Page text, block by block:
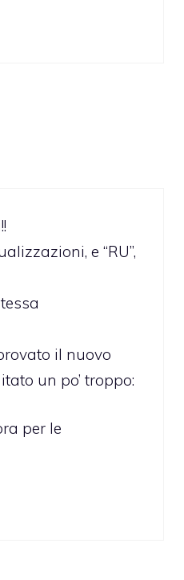
e “RU”,
il nuovo
un po’ troppo:
per le